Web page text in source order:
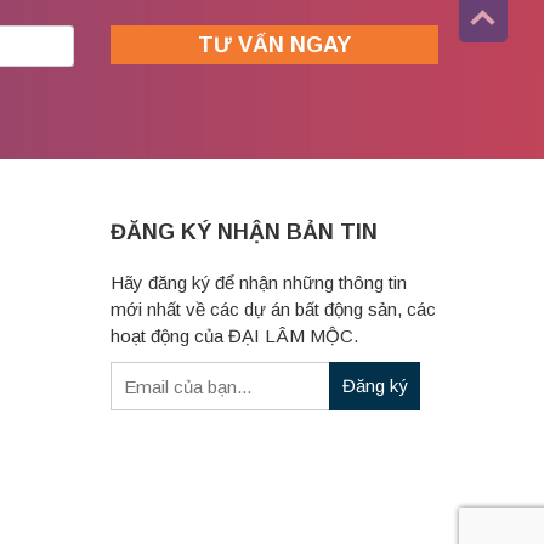
ĐĂNG KÝ NHẬN BẢN TIN
Hãy đăng ký để nhận những thông tin
mới nhất về các dự án bất động sản, các
hoạt động của ĐẠI LÂM MỘC.